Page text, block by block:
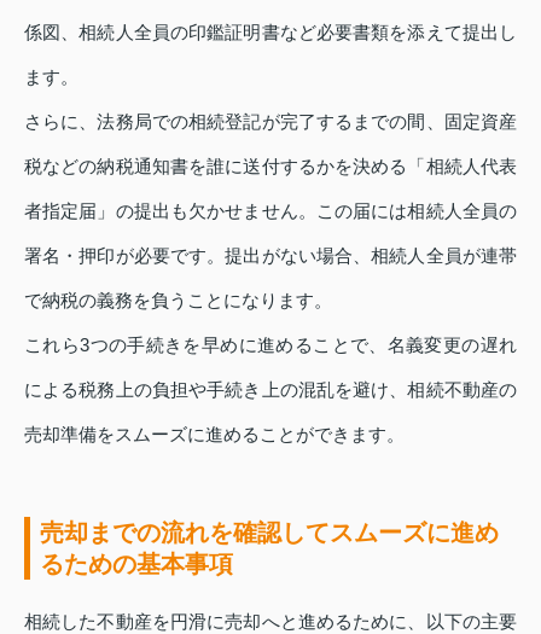
係図、相続人全員の印鑑証明書など必要書類を添えて提出し
ます。
さらに、法務局での相続登記が完了するまでの間、固定資産
税などの納税通知書を誰に送付するかを決める「相続人代表
者指定届」の提出も欠かせません。この届には相続人全員の
署名・押印が必要です。提出がない場合、相続人全員が連帯
で納税の義務を負うことになります。
これら3つの手続きを早めに進めることで、名義変更の遅れ
による税務上の負担や手続き上の混乱を避け、相続不動産の
売却準備をスムーズに進めることができます。
売却までの流れを確認してスムーズに進め
るための基本事項
相続した不動産を円滑に売却へと進めるために、以下の主要